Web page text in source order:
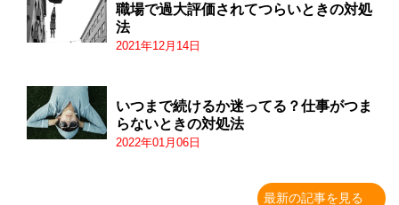
職場で過大評価されてつらいときの対処
法
2021年12月14日
いつまで続けるか迷ってる？仕事がつま
らないときの対処法
2022年01月06日
最新の記事を見る